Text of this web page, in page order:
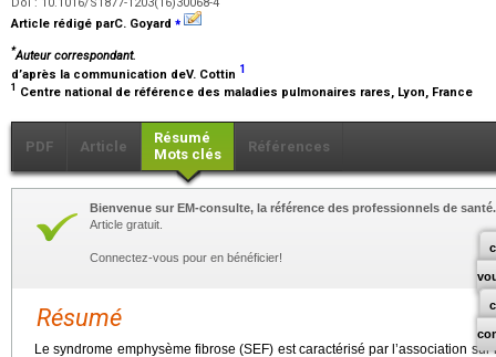
Article rédigé parC. Goyard ⁎
*Auteur correspondant.
d’après la communication deV. Cottin 1
1 Centre national de référence des maladies pulmonaires rares, Lyon, France
PDF Article
Résumé
Mots clés
Références
Bienvenue sur EM-consulte, la référence des professionnels de santé.
Article gratuit.
Connectez-vous pour en bénéficier!
Résumé
Le syndrome emphysème fibrose (SEF) est caractérisé par l’association